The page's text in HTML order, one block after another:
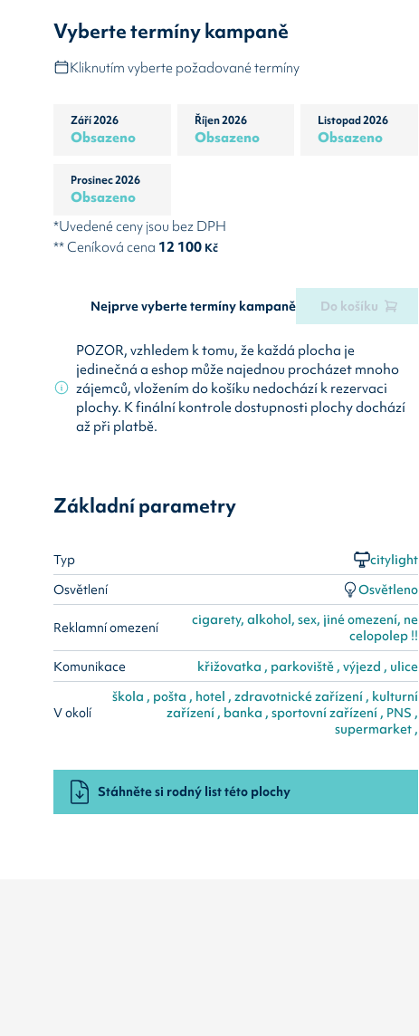
Vyberte termíny kampaně
Kliknutím vyberte požadované termíny
Září 2026
Obsazeno
Říjen 2026
Obsazeno
Listopad 2026
Obsazeno
Prosinec 2026
Obsazeno
*Uvedené ceny jsou bez DPH
** Ceníková cena 12 100 Kč
Nejprve vyberte termíny kampaně Do košíku
POZOR, vzhledem k tomu, že každá plocha je
jedinečná a eshop může najednou procházet mnoho
zájemců, vložením do košíku nedochází k rezervaci
plochy. K finální kontrole dostupnosti plochy dochází
až při platbě.
Základní parametry
Typ
citylight
Osvětlení
Osvětleno
Reklamní omezení
cigarety, alkohol, sex, jiné omezení, ne
celopolep !!
Komunikace
křižovatka , parkoviště , výjezd , ulice
V okolí
škola , pošta , hotel , zdravotnické zařízení , kulturní
zařízení , banka , sportovní zařízení , PNS ,
supermarket ,
Stáhněte si rodný list této plochy